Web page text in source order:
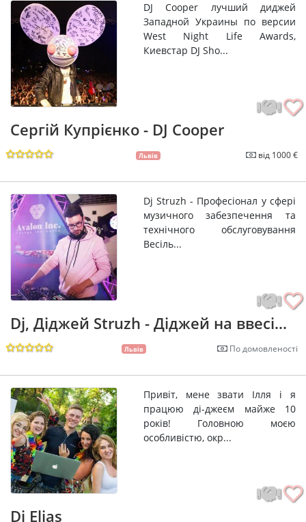
DJ Cooper лучший диджей
Западной Украины по версии
West Night Life Awards,
Киевстар DJ Sho...
Сергій Купрієнко - DJ Cooper
Львів від 1000 €
Dj Struzh - Професіонал у сфері
музичного забезпечення та
технічного обслуговування
Весіль...
Dj, Діджей Struzh - Діджей на ввесі...
Львів По домовленості
Привіт, мене звати Ілля і я
працюю ді-джеєм майже 10
років! Головною моєю
особливістю, окр...
Dj Elias